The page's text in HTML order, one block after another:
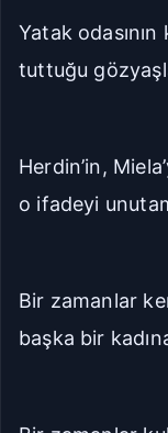
Yatak odasının
tuttuğu
Herdin’in,
o ifadeyi
Bir zamanlar
başka bir kadına